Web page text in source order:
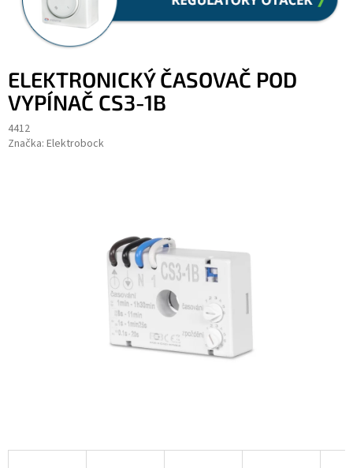
ELEKTRONICKÝ ČASOVAČ POD
VYPÍNAČ CS3-1B
4412
Značka: Elektrobock